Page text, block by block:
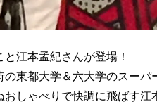
江本孟紀さんが登場！
東都大学＆六大学のスーパ
しゃべりで快調に飛ばす江